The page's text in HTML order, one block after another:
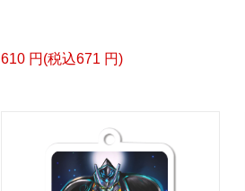
610 円(税込671 円)